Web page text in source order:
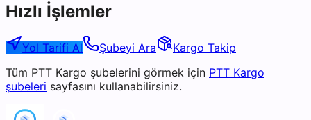
Hızlı İşlemler
Yol Tarifi Al Şubeyi Ara
Kargo Takip
Tüm PTT Kargo şubelerini görmek için PTT Kargo
şubeleri sayfasını kullanabilirsiniz.